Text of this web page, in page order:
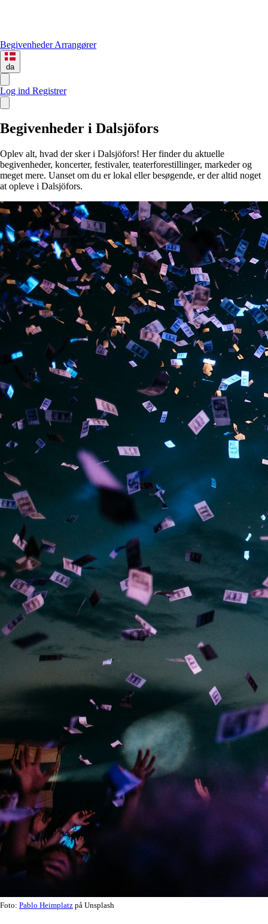
BegivenhederArrangører
da
Log ind Registrer
Begivenheder i Dalsjöfors
Oplev alt, hvad der sker i Dalsjöfors! Her finder du aktuelle
begivenheder, koncerter, festivaler, teaterforestillinger, markeder og
meget mere. Uanset om du er lokal eller besøgende, er der altid noget
at opleve i Dalsjöfors.
Foto: Pablo Heimplatz på Unsplash